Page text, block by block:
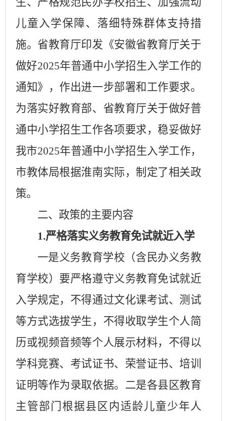
儿童入学保障、落细特殊群体支持措
施。省教育厅印发《安徽省教育厅关于
做好2025年普通中小学招生入学工作的
通知》，作出进一步部署和工作要求。
为落实好教育部、省教育厅关于做好普
通中小学招生工作各项要求，稳妥做好
我市2025年普通中小学招生入学工作，
市教体局根据淮南实际，制定了相关政
策。
二、政策的主要内容
1.严格落实义务教育免试就近入学
一是义务教育学校（含民办义务教
育学校）要严格遵守义务教育免试就近
入学规定，不得通过文化课考试、测试
等方式选拔学生，不得收取学生个人简
历或视频音频等个人展示材料，不得以
学科竞赛、考试证书、荣誉证书、培训
证明等作为录取依据。二是各县区教育
主管部门根据县区内适龄儿童少年人